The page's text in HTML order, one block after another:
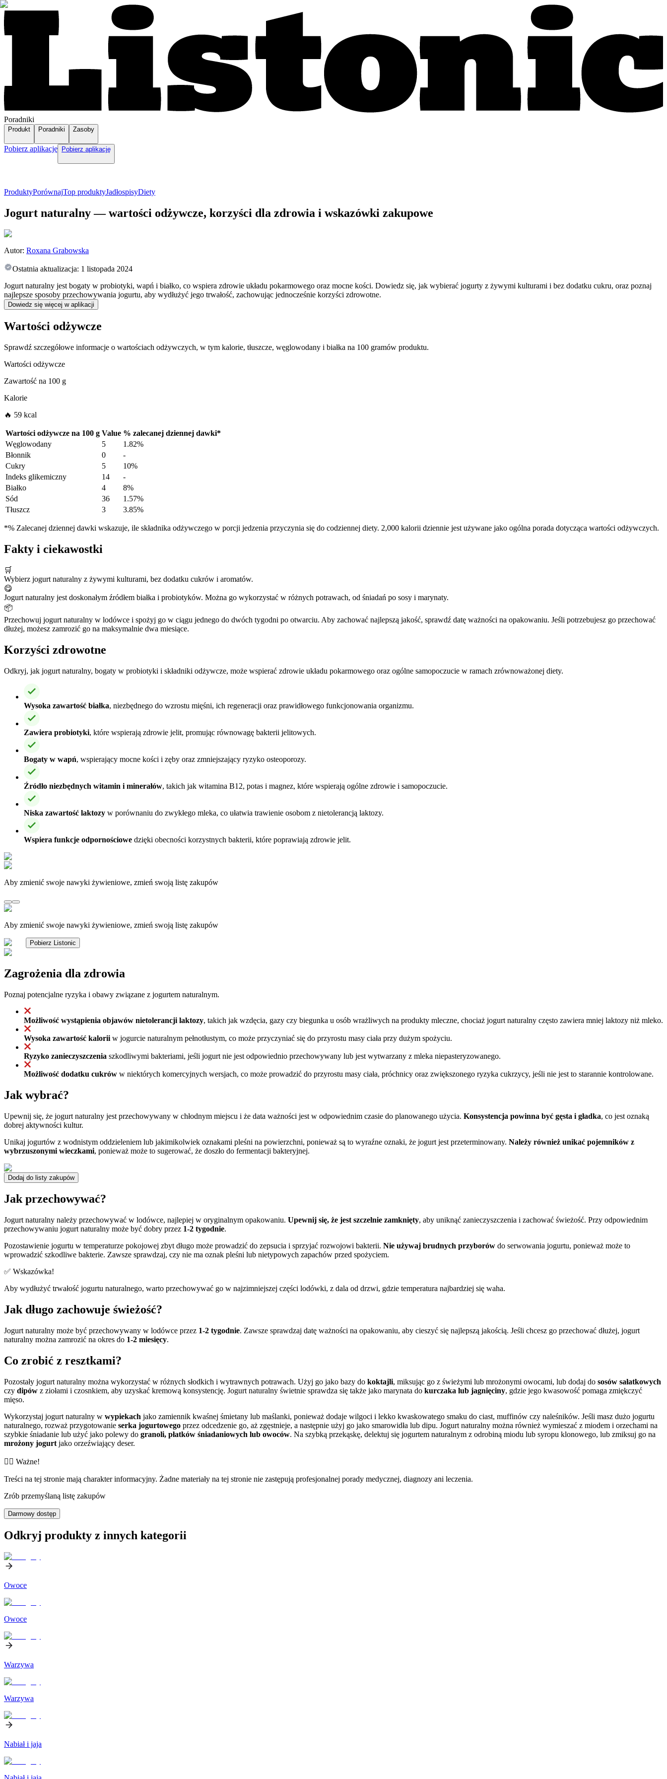
Poradniki
Produkt Poradniki Zasoby
Pobierz aplikację Pobierz aplikację
ProduktyPorównajTop produktyJadłospisyDiety
Jogurt naturalny — wartości odżywcze, korzyści dla zdrowia i wskazówki zakupowe
Autor: Roxana Grabowska
Ostatnia aktualizacja: 1 listopada 2024
Jogurt naturalny jest bogaty w probiotyki, wapń i białko, co wspiera zdrowie układu pokarmowego oraz mocne kości. Dowiedz się, jak wybierać jogurty z żywymi kulturami i bez dodatku cukru, oraz poznaj
najlepsze sposoby przechowywania jogurtu, aby wydłużyć jego trwałość, zachowując jednocześnie korzyści zdrowotne.
Dowiedz się więcej w aplikacji
Wartości odżywcze
Sprawdź szczegółowe informacje o wartościach odżywczych, w tym kalorie, tłuszcze, węglowodany i białka na 100 gramów produktu.
Wartości odżywcze
Zawartość na 100 g
Kalorie
🔥 59 kcal
Wartości odżywcze na 100 g Value % zalecanej dziennej dawki*
Węglowodany
5
1.82%
Błonnik
0
-
Cukry
5
10%
Indeks glikemiczny
14
-
Białko
4
8%
Sód
36
1.57%
Tłuszcz
3 3.85%
*% Zalecanej dziennej dawki wskazuje, ile składnika odżywczego w porcji jedzenia przyczynia się do codziennej diety. 2,000 kalorii dziennie jest używane jako ogólna porada dotycząca wartości odżywczych.
Fakty i ciekawostki
🛒
Wybierz jogurt naturalny z żywymi kulturami, bez dodatku cukrów i aromatów.
😋
Jogurt naturalny jest doskonałym źródłem białka i probiotyków. Można go wykorzystać w różnych potrawach, od śniadań po sosy i marynaty.
📦
Przechowuj jogurt naturalny w lodówce i spożyj go w ciągu jednego do dwóch tygodni po otwarciu. Aby zachować najlepszą jakość, sprawdź datę ważności na opakowaniu. Jeśli potrzebujesz go przechować
dłużej, możesz zamrozić go na maksymalnie dwa miesiące.
Korzyści zdrowotne
Odkryj, jak jogurt naturalny, bogaty w probiotyki i składniki odżywcze, może wspierać zdrowie układu pokarmowego oraz ogólne samopoczucie w ramach zrównoważonej diety.
Wysoka zawartość białka, niezbędnego do wzrostu mięśni, ich regeneracji oraz prawidłowego funkcjonowania organizmu.
Zawiera probiotyki, które wspierają zdrowie jelit, promując równowagę bakterii jelitowych.
Bogaty w wapń, wspierający mocne kości i zęby oraz zmniejszający ryzyko osteoporozy.
Źródło niezbędnych witamin i minerałów, takich jak witamina B12, potas i magnez, które wspierają ogólne zdrowie i samopoczucie.
Niska zawartość laktozy w porównaniu do zwykłego mleka, co ułatwia trawienie osobom z nietolerancją laktozy.
Wspiera funkcje odpornościowe dzięki obecności korzystnych bakterii, które poprawiają zdrowie jelit.
Aby zmienić swoje nawyki żywieniowe, zmień swoją listę zakupów
Aby zmienić swoje nawyki żywieniowe, zmień swoją listę zakupów
Pobierz Listonic
Zagrożenia dla zdrowia
Poznaj potencjalne ryzyka i obawy związane z jogurtem naturalnym.
Możliwość wystąpienia objawów nietolerancji laktozy, takich jak wzdęcia, gazy czy biegunka u osób wrażliwych na produkty mleczne, chociaż jogurt naturalny często zawiera mniej laktozy niż mleko.
Wysoka zawartość kalorii w jogurcie naturalnym pełnotłustym, co może przyczyniać się do przyrostu masy ciała przy dużym spożyciu.
Ryzyko zanieczyszczenia szkodliwymi bakteriami, jeśli jogurt nie jest odpowiednio przechowywany lub jest wytwarzany z mleka niepasteryzowanego.
Możliwość dodatku cukrów w niektórych komercyjnych wersjach, co może prowadzić do przyrostu masy ciała, próchnicy oraz zwiększonego ryzyka cukrzycy, jeśli nie jest to starannie kontrolowane.
Jak wybrać?
Upewnij się, że jogurt naturalny jest przechowywany w chłodnym miejscu i że data ważności jest w odpowiednim czasie do planowanego użycia. Konsystencja powinna być gęsta i gładka, co jest oznaką
dobrej aktywności kultur.
Unikaj jogurtów z wodnistym oddzieleniem lub jakimikolwiek oznakami pleśni na powierzchni, ponieważ są to wyraźne oznaki, że jogurt jest przeterminowany. Należy również unikać pojemników z
wybrzuszonymi wieczkami, ponieważ może to sugerować, że doszło do fermentacji bakteryjnej.
Dodaj do listy zakupów
Jak przechowywać?
Jogurt naturalny należy przechowywać w lodówce, najlepiej w oryginalnym opakowaniu. Upewnij się, że jest szczelnie zamknięty, aby uniknąć zanieczyszczenia i zachować świeżość. Przy odpowiednim
przechowywaniu jogurt naturalny może być dobry przez 1-2 tygodnie.
Pozostawienie jogurtu w temperaturze pokojowej zbyt długo może prowadzić do zepsucia i sprzyjać rozwojowi bakterii. Nie używaj brudnych przyborów do serwowania jogurtu, ponieważ może to
wprowadzić szkodliwe bakterie. Zawsze sprawdzaj, czy nie ma oznak pleśni lub nietypowych zapachów przed spożyciem.
✅ Wskazówka!
Aby wydłużyć trwałość jogurtu naturalnego, warto przechowywać go w najzimniejszej części lodówki, z dala od drzwi, gdzie temperatura najbardziej się waha.
Jak długo zachowuje świeżość?
Jogurt naturalny może być przechowywany w lodówce przez 1-2 tygodnie. Zawsze sprawdzaj datę ważności na opakowaniu, aby cieszyć się najlepszą jakością. Jeśli chcesz go przechować dłużej, jogurt
naturalny można zamrozić na okres do 1-2 miesięcy.
Co zrobić z resztkami?
Pozostały jogurt naturalny można wykorzystać w różnych słodkich i wytrawnych potrawach. Użyj go jako bazy do koktajli, miksując go z świeżymi lub mrożonymi owocami, lub dodaj do sosów sałatkowych
czy dipów z ziołami i czosnkiem, aby uzyskać kremową konsystencję. Jogurt naturalny świetnie sprawdza się także jako marynata do kurczaka lub jagnięciny, gdzie jego kwasowość pomaga zmiękczyć
mięso.
Wykorzystaj jogurt naturalny w wypiekach jako zamiennik kwaśnej śmietany lub maślanki, ponieważ dodaje wilgoci i lekko kwaskowatego smaku do ciast, muffinów czy naleśników. Jeśli masz dużo jogurtu
naturalnego, rozważ przygotowanie serka jogurtowego przez odcedzenie go, aż zgęstnieje, a następnie użyj go jako smarowidła lub dipu. Jogurt naturalny można również wymieszać z miodem i orzechami na
szybkie śniadanie lub użyć jako polewy do granoli, płatków śniadaniowych lub owoców. Na szybką przekąskę, delektuj się jogurtem naturalnym z odrobiną miodu lub syropu klonowego, lub zmiksuj go na
mrożony jogurt jako orzeźwiający deser.
👨‍⚕️️ Ważne!
Treści na tej stronie mają charakter informacyjny. Żadne materiały na tej stronie nie zastępują profesjonalnej porady medycznej, diagnozy ani leczenia.
Zrób przemyślaną listę zakupów
Darmowy dostęp
Odkryj produkty z innych kategorii
Owoce
Owoce
Warzywa
Warzywa
Nabiał i jaja